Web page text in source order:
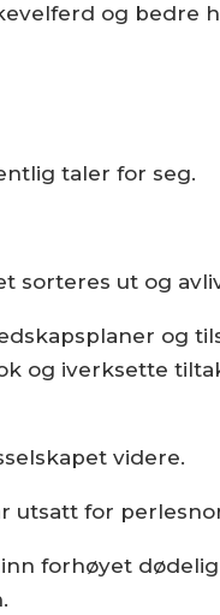
og bedre
taler for seg.
sorteres ut og
og
og iverksette
videre.
utsatt for
forhøyet